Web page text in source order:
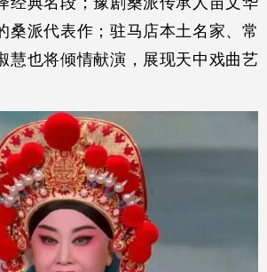
桑派代表作；驻马店本土名家、常
慧也将倾情献演，展现天中戏曲艺